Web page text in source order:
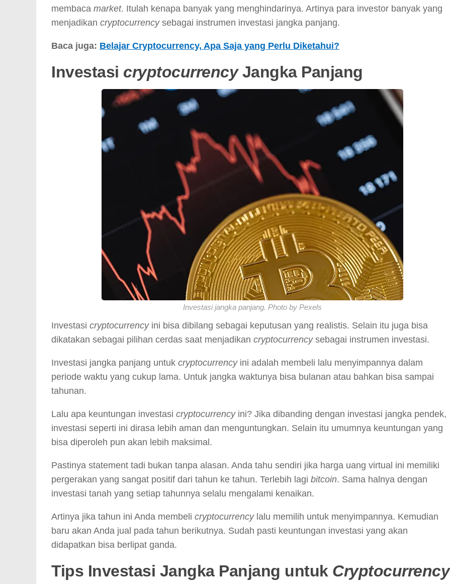
membaca market. Itulah kenapa banyak yang menghindarinya. Artinya para investor banyak yang
menjadikan cryptocurrency sebagai instrumen investasi jangka panjang.
Baca juga: Belajar Cryptocurrency, Apa Saja yang Perlu Diketahui?
Investasi cryptocurrencyJangka Panjang
Investasi jangka panjang. Photo by Pexels
Investasi cryptocurrencyini bisa dibilang sebagai keputusan yang realistis. Selain itu juga bisa
dikatakan sebagai pilihan cerdas saat menjadikan cryptocurrency sebagai instrumen investasi.
Investasi jangka panjang untuk cryptocurrency ini adalah membeli lalu menyimpannya dalam
periode waktu yang cukup lama. Untuk jangka waktunya bisa bulanan atau bahkan bisa sampai
tahunan.
Lalu apa keuntungan investasi cryptocurrency ini? Jika dibanding dengan investasi jangka pendek,
investasi seperti ini dirasa lebih aman dan menguntungkan. Selain itu umumnya keuntungan yang
bisa diperoleh pun akan lebih maksimal.
Pastinya statement tadi bukan tanpa alasan. Anda tahu sendiri jika harga uang virtual ini memiliki
pergerakan yang sangat positif dari tahun ke tahun. Terlebih lagi bitcoin. Sama halnya dengan
investasi tanah yang setiap tahunnya selalu mengalami kenaikan.
Artinya jika tahun ini Anda membeli cryptocurrency lalu memilih untuk menyimpannya. Kemudian
baru akan Anda jual pada tahun berikutnya. Sudah pasti keuntungan investasi yang akan
didapatkan bisa berlipat ganda.
Tips Investasi Jangka Panjang untuk Cryptocurrency